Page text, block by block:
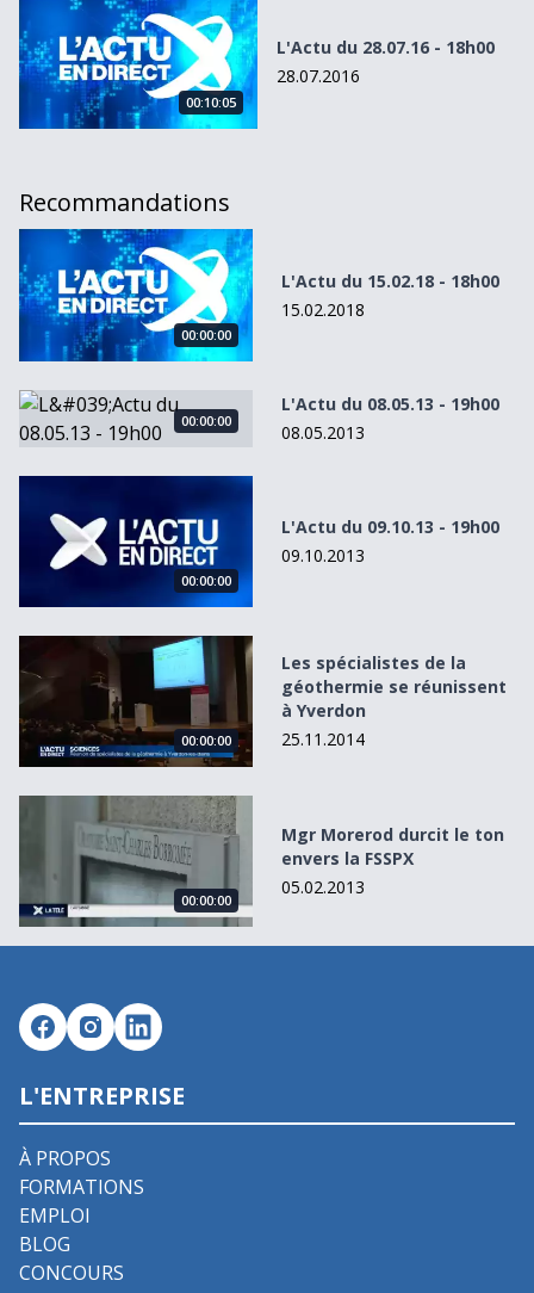
L&#039;Actu du 28.07.16 - 18h00
00:10:05
L'Actu du 28.07.16 - 18h00
28.07.2016
Recommandations
L&#039;Actu du 15.02.18 - 18h00
00:00:00
L'Actu du 15.02.18 - 18h00
15.02.2018
L&#039;Actu du 08.05.13 - 19h00
00:00:00
L'Actu du 08.05.13 - 19h00
08.05.2013
L&#039;Actu du 09.10.13 - 19h00
00:00:00
L'Actu du 09.10.13 - 19h00
09.10.2013
Les spécialistes de la géothermie se réunissent à Yverdon
00:00:00
Les spécialistes de la
géothermie se réunissent
à Yverdon
25.11.2014
Mgr Morerod durcit le ton envers la FSSPX
00:00:00
Mgr Morerod durcit le ton
envers la FSSPX
05.02.2013
L'ENTREPRISE
À PROPOS
FORMATIONS
EMPLOI
BLOG
CONCOURS